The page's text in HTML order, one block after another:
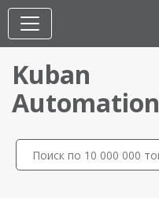
Kuban
Automation